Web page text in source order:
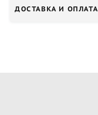
ДОСТАВКА И ОПЛАТА